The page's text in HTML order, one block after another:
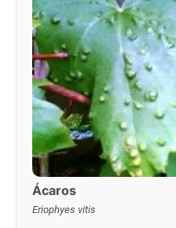
Ácaros
Eriophyes vitis